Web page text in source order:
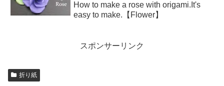
How to make a rose with origami.It's
easy to make.【Flower】
スポンサーリンク
折り紙